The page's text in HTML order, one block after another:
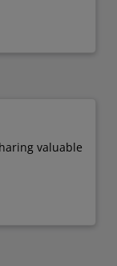
valuable